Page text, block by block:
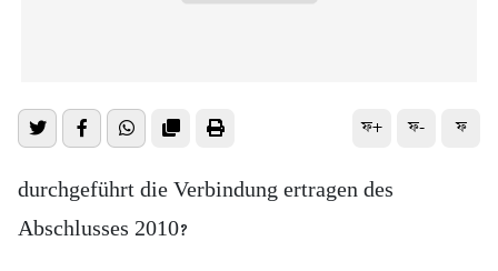
ফ+ ফ- ফ
durchgeführt die Verbindung ertragen des
Abschlusses 2010?